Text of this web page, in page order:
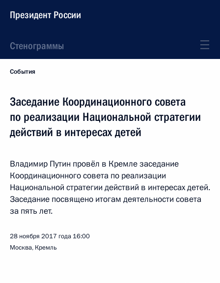
Президент России
Стенограммы
События
Заседание Координационного совета
по реализации Национальной стратегии
действий в интересах детей
Владимир Путин провёл в Кремле заседание
Координационного совета по реализации
Национальной стратегии действий в интересах детей.
Заседание посвящено итогам деятельности совета
за пять лет.
28 ноября 2017 года 16:00
Москва, Кремль